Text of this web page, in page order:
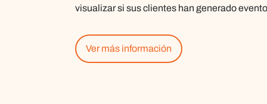
visualizar si sus clientes han generado
Ver más información